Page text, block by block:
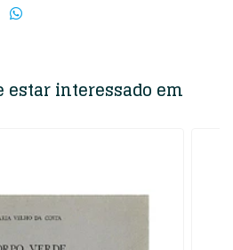
estar interessado em